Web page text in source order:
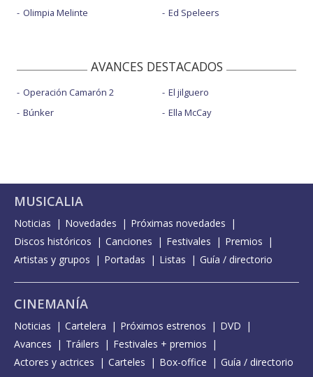
Olimpia Melinte
Ed Speleers
AVANCES DESTACADOS
Operación Camarón 2
Búnker
El jilguero
Ella McCay
MUSICALIA
Noticias Novedades
Próximas novedades
Discos históricos
Canciones Festivales
Premios
Artistas y grupos
Portadas Listas Guía / directorio
CINEMANÍA
Noticias Cartelera Próximos estrenos
DVD
Avances
Tráilers
Festivales + premios
Actores y actrices
Carteles Box-office Guía / directorio